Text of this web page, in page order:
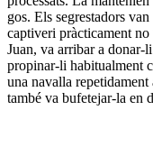
gos. Els segrestadors
captiveri pràcticament
Juan, va arribar a donar-
propinar-li habitualment
una navalla repetidament
també va bufetejar-la en